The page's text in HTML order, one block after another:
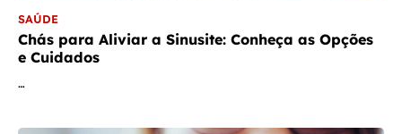
SAÚDE
Chás para Aliviar a Sinusite: Conheça as Opções
e Cuidados
…